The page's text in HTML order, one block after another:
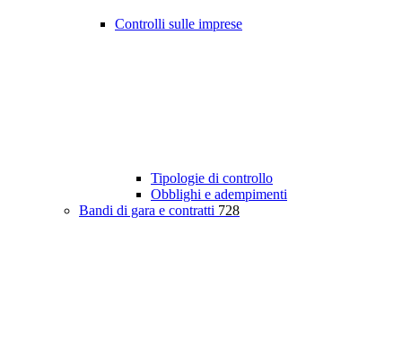
Controlli sulle imprese
Tipologie di controllo
Obblighi e adempimenti
Bandi di gara e contratti 728